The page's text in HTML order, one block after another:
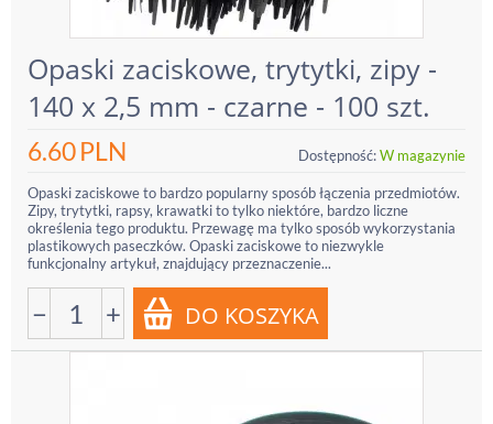
Opaski zaciskowe, trytytki, zipy -
140 x 2,5 mm - czarne - 100 szt.
6.60PLN Dostępność:W magazynie
Opaski zaciskowe to bardzo popularny sposób łączenia przedmiotów.
Zipy, trytytki, rapsy, krawatki to tylko niektóre, bardzo liczne
określenia tego produktu. Przewagę ma tylko sposób wykorzystania
plastikowych paseczków. Opaski zaciskowe to niezwykle
funkcjonalny artykuł, znajdujący przeznaczenie...
− +